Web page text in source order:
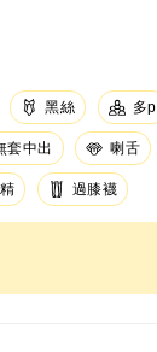
黑絲 多p
套中出 喇舌
過膝襪